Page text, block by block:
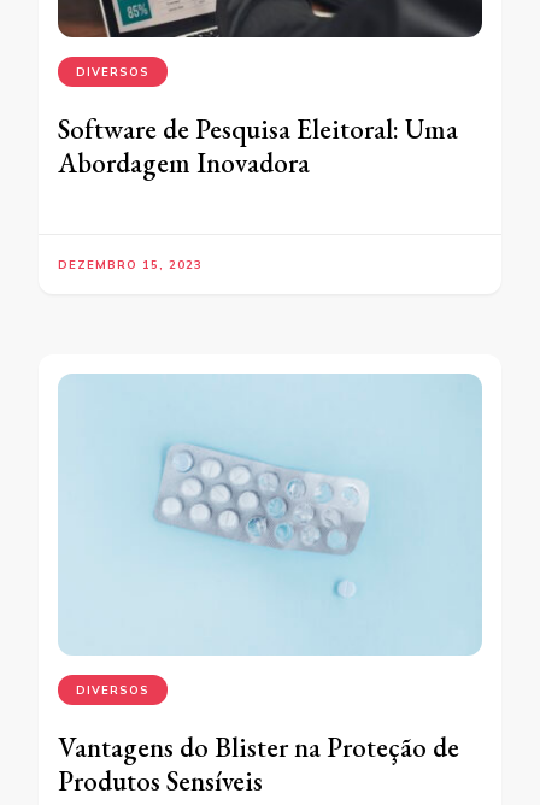
DIVERSOS
Software de Pesquisa Eleitoral: Uma
Abordagem Inovadora
DEZEMBRO 15, 2023
DIVERSOS
Vantagens do Blister na Proteção de
Produtos Sensíveis